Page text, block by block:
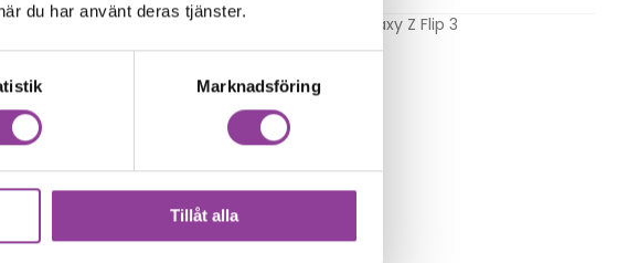
du har använt deras tjänster.
Marknadsföring
Tillåt alla
Z Flip 3 Samsung Galaxy Z Flip 3
Data recovery
Z Flip 3